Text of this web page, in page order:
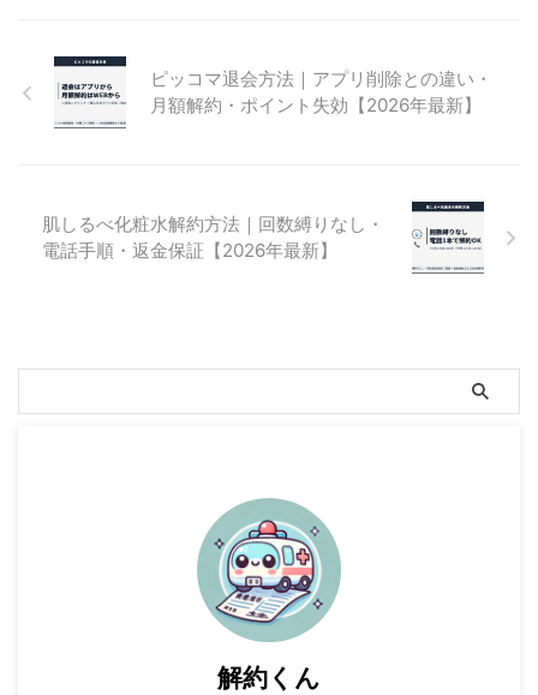
ピッコマ退会方法｜アプリ削除との違い・
月額解約・ポイント失効【2026年最新】
肌しるべ化粧水解約方法｜回数縛りなし・
電話手順・返金保証【2026年最新】
解約くん